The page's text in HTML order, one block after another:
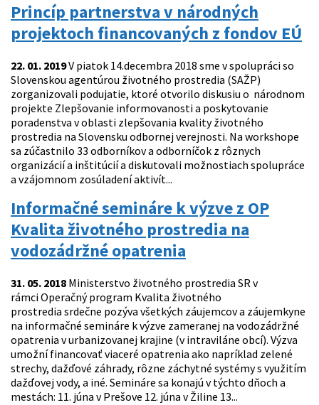
Princíp partnerstva v národných
projektoch financovaných z fondov EÚ
22. 01. 2019V piatok 14.decembra 2018 sme v spolupráci so
Slovenskou agentúrou životného prostredia (SAŽP)
zorganizovali podujatie, ktoré otvorilo diskusiu o národnom
projekte Zlepšovanie informovanosti a poskytovanie
poradenstva v oblasti zlepšovania kvality životného
prostredia na Slovensku odbornej verejnosti. Na workshope
sa zúčastnilo 33 odborníkov a odborníčok z rôznych
organizácií a inštitúcií a diskutovali možnostiach spolupráce
a vzájomnom zosúladení aktivít...
Informačné semináre k výzve z OP
Kvalita životného prostredia na
vodozádržné opatrenia
31. 05. 2018 Ministerstvo životného prostredia SR v
rámci Operačný program Kvalita životného
prostredia srdečne pozýva všetkých záujemcov a záujemkyne
na informačné semináre k výzve zameranej na vodozádržné
opatrenia v urbanizovanej krajine (v intraviláne obcí). Výzva
umožní financovať viaceré opatrenia ako napríklad zelené
strechy, dažďové záhrady, rôzne záchytné systémy s využitím
dažďovej vody, a iné. Semináre sa konajú v týchto dňoch a
mestách: 11. júna v Prešove 12. júna v Žiline 13...